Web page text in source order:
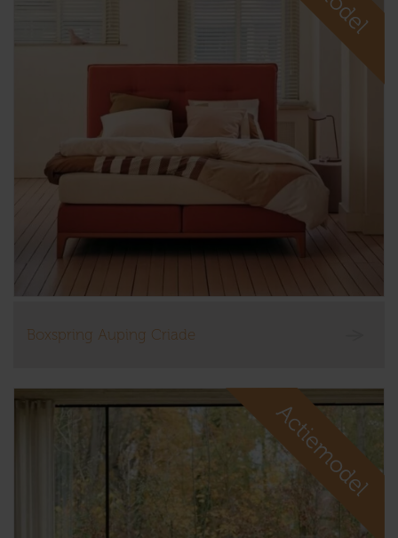
Boxspring Auping Criade